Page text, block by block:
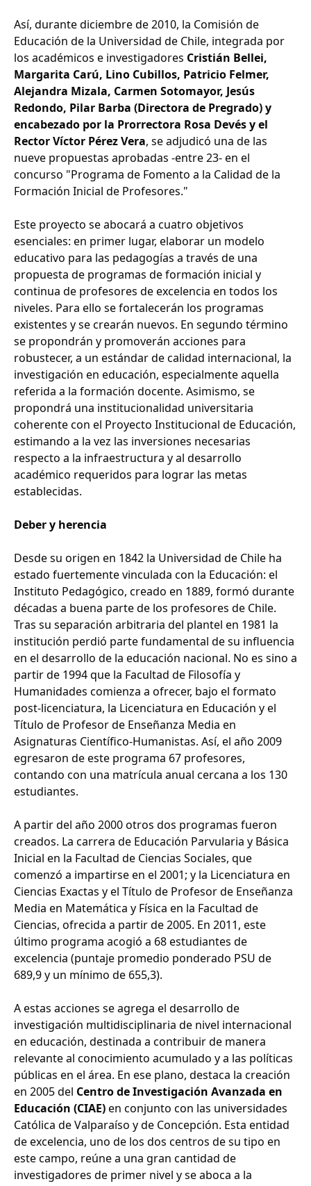
Así, durante diciembre de 2010, la Comisión de
Educación de la Universidad de Chile, integrada por
los académicos e investigadores Cristián Bellei,
Margarita Carú, Lino Cubillos, Patricio Felmer,
Alejandra Mizala, Carmen Sotomayor, Jesús
Redondo, Pilar Barba (Directora de Pregrado) y
encabezado por la Prorrectora Rosa Devés y el
Rector Víctor Pérez Vera, se adjudicó una de las
nueve propuestas aprobadas -entre 23- en el
concurso "Programa de Fomento a la Calidad de la
Formación Inicial de Profesores."
Este proyecto se abocará a cuatro objetivos
esenciales: en primer lugar, elaborar un modelo
educativo para las pedagogías a través de una
propuesta de programas de formación inicial y
continua de profesores de excelencia en todos los
niveles. Para ello se fortalecerán los programas
existentes y se crearán nuevos. En segundo término
se propondrán y promoverán acciones para
robustecer, a un estándar de calidad internacional, la
investigación en educación, especialmente aquella
referida a la formación docente. Asimismo, se
propondrá una institucionalidad universitaria
coherente con el Proyecto Institucional de Educación,
estimando a la vez las inversiones necesarias
respecto a la infraestructura y al desarrollo
académico requeridos para lograr las metas
establecidas.
Deber y herencia
Desde su origen en 1842 la Universidad de Chile ha
estado fuertemente vinculada con la Educación: el
Instituto Pedagógico, creado en 1889, formó durante
décadas a buena parte de los profesores de Chile.
Tras su separación arbitraria del plantel en 1981 la
institución perdió parte fundamental de su influencia
en el desarrollo de la educación nacional. No es sino a
partir de 1994 que la Facultad de Filosofía y
Humanidades comienza a ofrecer, bajo el formato
post-licenciatura, la Licenciatura en Educación y el
Título de Profesor de Enseñanza Media en
Asignaturas Científico-Humanistas. Así, el año 2009
egresaron de este programa 67 profesores,
contando con una matrícula anual cercana a los 130
estudiantes.
A partir del año 2000 otros dos programas fueron
creados. La carrera de Educación Parvularia y Básica
Inicial en la Facultad de Ciencias Sociales, que
comenzó a impartirse en el 2001; y la Licenciatura en
Ciencias Exactas y el Título de Profesor de Enseñanza
Media en Matemática y Física en la Facultad de
Ciencias, ofrecida a partir de 2005. En 2011, este
último programa acogió a 68 estudiantes de
excelencia (puntaje promedio ponderado PSU de
689,9 y un mínimo de 655,3).
A estas acciones se agrega el desarrollo de
investigación multidisciplinaria de nivel internacional
en educación, destinada a contribuir de manera
relevante al conocimiento acumulado y a las políticas
públicas en el área. En ese plano, destaca la creación
en 2005 del Centro de Investigación Avanzada en
Educación (CIAE)en conjunto con las universidades
Católica de Valparaíso y de Concepción. Esta entidad
de excelencia, uno de los dos centros de su tipo en
este campo, reúne a una gran cantidad de
investigadores de primer nivel y se aboca a la